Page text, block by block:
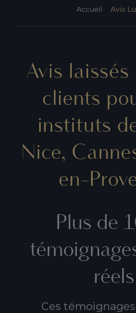
Accueil Avis
Avis laissés
clients
instituts
Nice,
en-
Plus de
réels
Ces